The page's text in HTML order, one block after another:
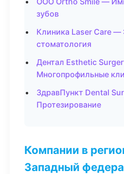
зубов
Клиника Laser Care —
стоматология
Дентал Esthetic
Многопрофильные
ЗдравПункт Dental
Протезирование
Компании в
Западный